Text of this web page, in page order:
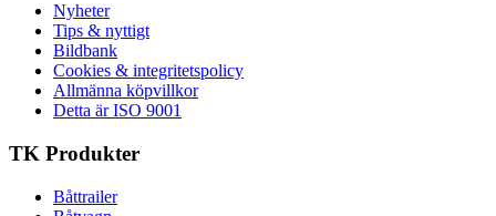
Nyheter
Tips & nyttigt
Bildbank
Cookies & integritetspolicy
Allmänna köpvillkor
Detta är ISO 9001
TK Produkter
Båttrailer